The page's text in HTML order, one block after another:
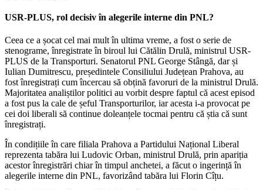
USR-PLUS, rol decisiv în alegerile interne din PNL?
Ceea ce a șocat cel mai mult în ultima vreme, a fost o serie de
stenograme, înregistrate în biroul lui Cătălin Drulă, ministrul USR-
PLUS de la Transporturi. Senatorul PNL George Stângă, dar și
Iulian Dumitrescu, președintele Consiliului Județean Prahova, au
fost înregistrați cum încercau să obțină favoruri de la ministrul Drulă.
Majoritatea analiștilor politici au vorbit despre faptul că acest episod
a fost pus la cale de șeful Transporturilor, iar acesta i-a provocat pe
cei doi liberali să continue doleanțele tocmai pentru că știa că sunt
înregistrați.
În condițiile în care filiala Prahova a Partidului Național Liberal
reprezenta tabăra lui Ludovic Orban, ministrul Drulă, prin apariția
acestor înregistrări chiar în timpul anchetei, a făcut o ingerință în
alegerile interne din PNL, favorizând tabăra lui Florin Cîțu.